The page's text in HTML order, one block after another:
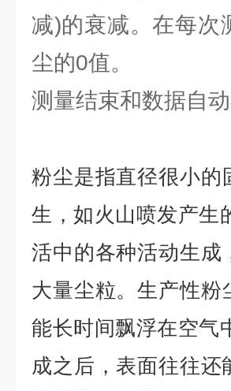
减)的衰减。在每次
尘的0值。
测量结束和数据自
粉尘是指直径很小的
生，如火山喷发产生
活中的各种活动生成
大量尘粒。生产性粉
能长时间飘浮在空气
成之后，表面往往